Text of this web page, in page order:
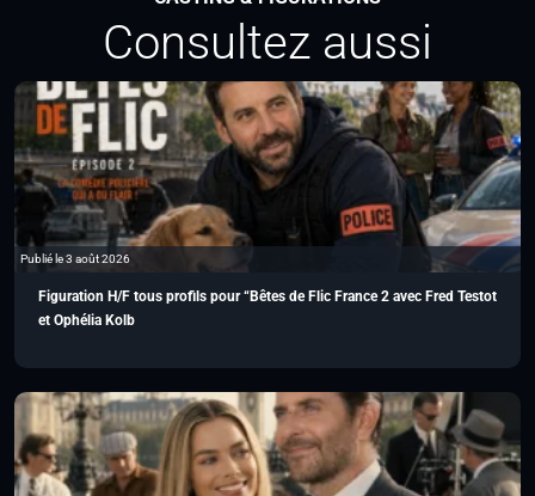
Consultez aussi
Publié le 3 août 2026
Figuration H/F tous profils pour “Bêtes de Flic France 2 avec Fred Testot
et Ophélia Kolb